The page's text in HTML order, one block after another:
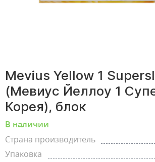
Mevius Yellow 1
(Мевиус Йеллоу 1
Корея), блок
В наличии
Страна производитель
Упаковка